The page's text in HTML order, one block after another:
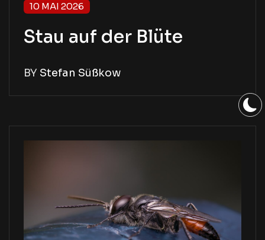
10 MAI 2026
Stau auf der Blüte
BY Stefan Süßkow